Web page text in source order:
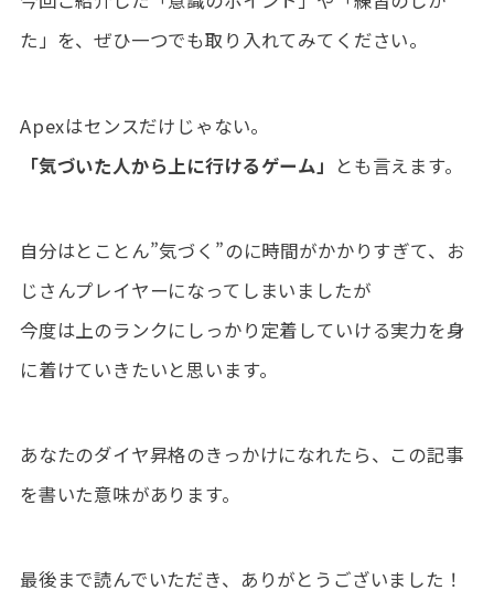
た」を、ぜひ一つでも取り入れてみてください。
Apexはセンスだけじゃない。
「気づいた人から上に行けるゲーム」 とも言えます。
自分はとことん”気づく”のに時間がかかりすぎて、お
じさんプレイヤーになってしまいましたが
今度は上のランクにしっかり定着していける実力を身
に着けていきたいと思います。
あなたのダイヤ昇格のきっかけになれたら、この記事
を書いた意味があります。
最後まで読んでいただき、ありがとうございました！